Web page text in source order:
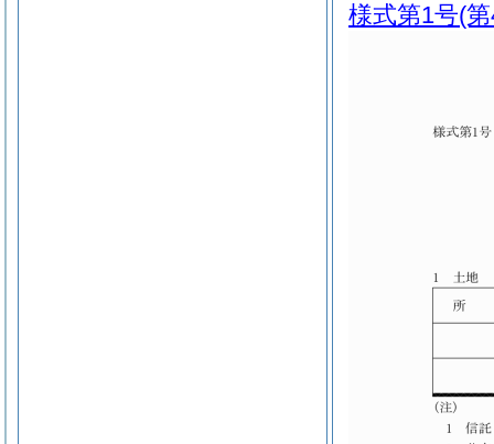
様式第1号(